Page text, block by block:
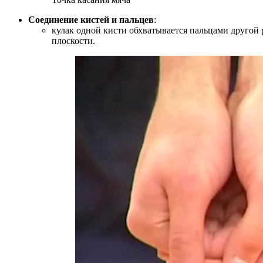
Соединение кистей и пальцев:
кулак одной кисти обхватывается пальцами
плоскости.